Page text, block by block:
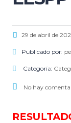
29 de abril de
Publicado por:
Categoría:
No hay